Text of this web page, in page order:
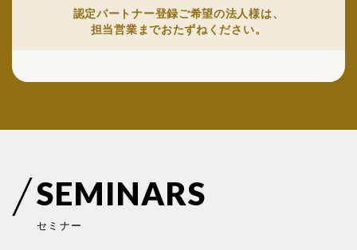
認定パートナー登録ご希望の法人様は、
担当営業までおたずねください。
SEMINARS
セ ミ ナー